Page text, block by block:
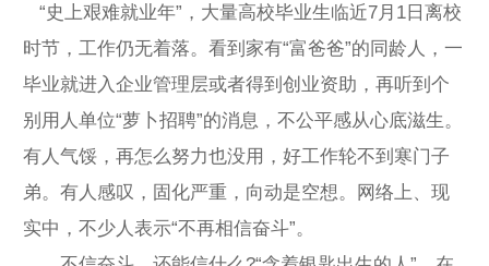
“史上艰难就业年”，大量高校毕业生临近7月1日离校
时节，工作仍无着落。看到家有“富爸爸”的同龄人，一
毕业就进入企业管理层或者得到创业资助，再听到个
别用人单位“萝卜招聘”的消息，不公平感从心底滋生。
有人气馁，再怎么努力也没用，好工作轮不到寒门子
弟。有人感叹，固化严重，向动是空想。网络上、现
实中，不少人表示“不再相信奋斗”。